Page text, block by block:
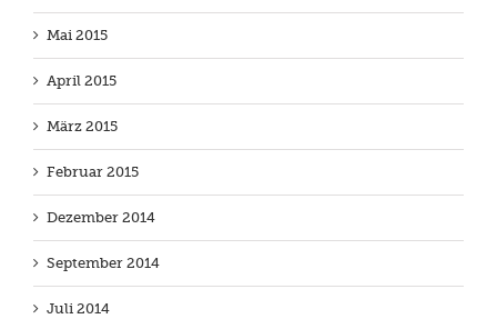
Mai 2015
April 2015
März 2015
Februar 2015
Dezember 2014
September 2014
Juli 2014